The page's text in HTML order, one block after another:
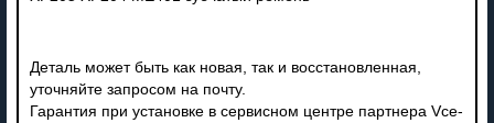
Деталь может быть как новая, так и восстановленная,
уточняйте запросом на почту.
Гарантия при установке в сервисном центре партнера Vce-